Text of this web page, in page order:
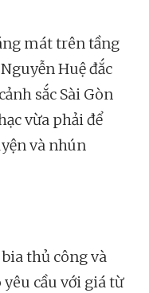
mát trên tầng
Huệ đắc
sắc Sài Gòn
vừa phải để
và nhún
thủ công và
cầu với giá từ